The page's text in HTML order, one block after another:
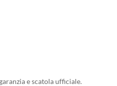
e scatola ufficiale.